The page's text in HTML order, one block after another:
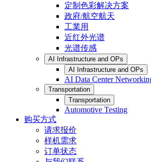
定制色彩解决方案
政府/航空航天
工業用
近红外光谱
光谱传感
AI Infrastructure and OPs
AI Infrastructure and OPs
AI Data Center
Transportation
Transportation
Automotive Testing
购买方式
请求报价
样机需求
订单状态